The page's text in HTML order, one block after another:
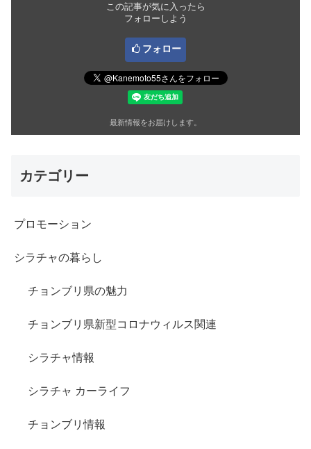
この記事が気に入ったら
フォローしよう
フォロー
最新情報をお届けします。
カテゴリー
プロモーション
シラチャの暮らし
チョンブリ県の魅力
チョンブリ県新型コロナウィルス関連
シラチャ情報
シラチャ カーライフ
チョンブリ情報